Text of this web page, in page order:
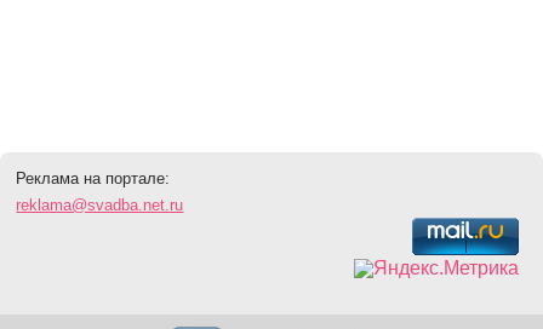
Реклама на портале:
reklama@svadba.net.ru